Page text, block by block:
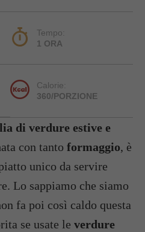
Tempo:
1 ORA
Calorie:
360/PORZIONE
di verdure estive e
con tanto formaggio, è
unico da servire
Lo sappiamo che siamo
fa poi così caldo questa
se usate le verdure